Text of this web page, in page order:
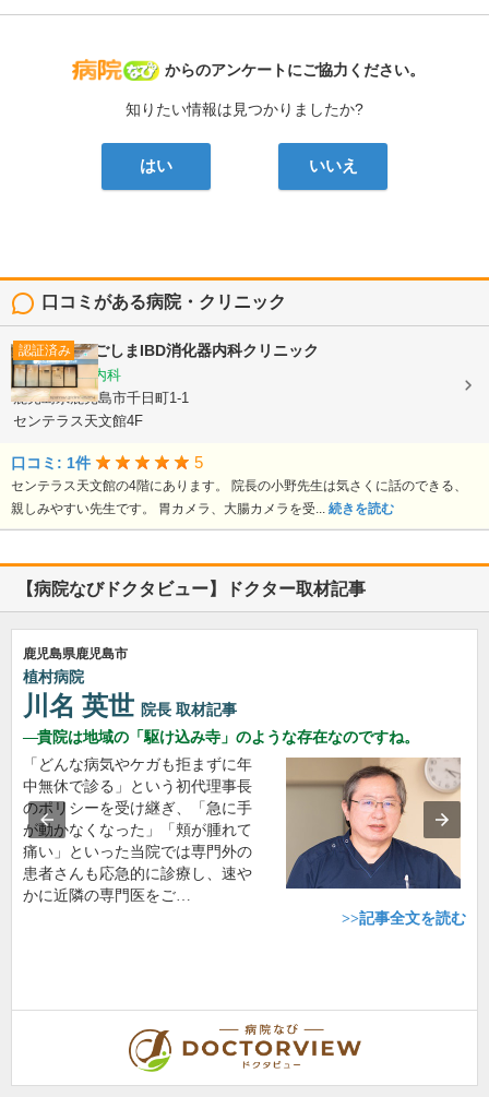
病院なび
からのアンケートにご協力ください。
知りたい情報は見つかりましたか?
はい いいえ
口コミがある病院・クリニック
認証済み かごしまIBD消化器内科クリニック
消化器内科, 内科
鹿児島県鹿児島市千日町1-1
センテラス天文館4F
口コミ: 1件 5
センテラス天文館の4階にあります。 院長の小野先生は気さくに話のできる、
親しみやすい先生です。 胃カメラ、大腸カメラを受... 続きを読む
【病院なびドクタビュー】ドクター取材記事
鹿児島県鹿児島市
植村病院
川名 英世 院長 取材記事
貴院は地域の「駆け込み寺」のような存在なのですね。
「どんな病気やケガも拒まずに年
中無休で診る」という初代理事長
のポリシーを受け継ぎ、「急に手
が動かなくなった」「頬が腫れて
痛い」といった当院では専門外の
患者さんも応急的に診療し、速や
かに近隣の専門医をご…
>>記事全文を読む